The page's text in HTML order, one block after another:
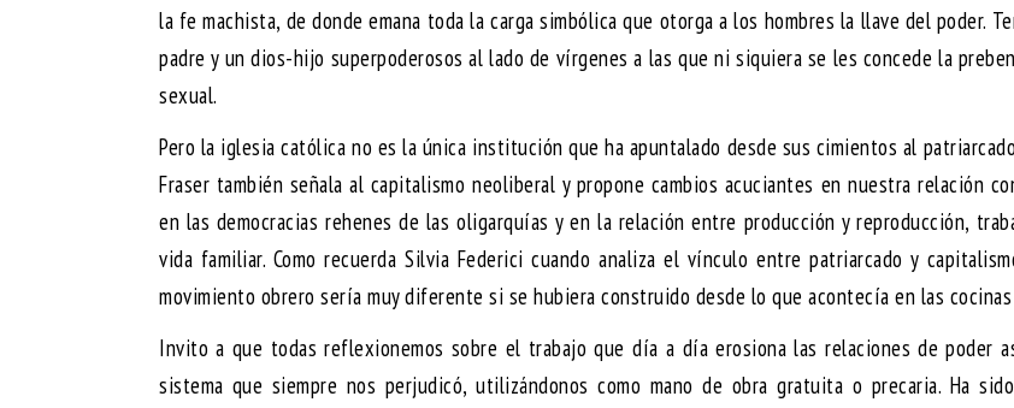
la fe machista, de donde emana toda la carga simbólica que otorga a los hombres la llave del poder.
padre y un dios-hijo superpoderosos al lado de vírgenes a las que ni siquiera se les concede la
sexual.
Pero la iglesia católica no es la única institución que ha apuntalado desde sus cimientos al
Fraser también señala al capitalismo neoliberal y propone cambios acuciantes en nuestra relación
en las democracias rehenes de las oligarquías y en la relación entre producción y reproducción,
vida familiar. Como recuerda Silvia Federici cuando analiza el vínculo entre patriarcado y
movimiento obrero sería muy diferente si se hubiera construido desde lo que acontecía en las
Invito a que todas reflexionemos sobre el trabajo que día a día erosiona las relaciones de poder
sistema que siempre nos perjudicó, utilizándonos como mano de obra gratuita o precaria. Ha